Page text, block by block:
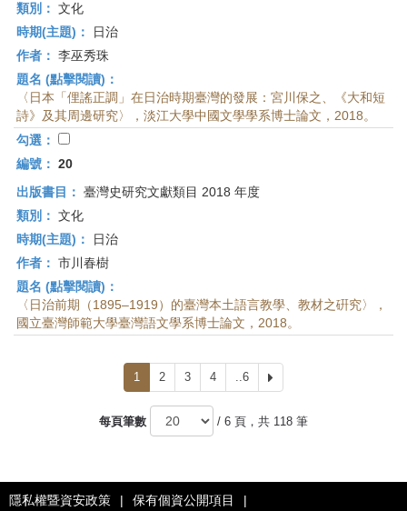
類別： 文化
時期(主題)：
日治
作者： 李巫秀珠
題名 (點擊閱讀)：
〈日本「俚謠正調」在日治時期臺灣的發展：宮川保之、《大和短
詩》及其周邊研究〉，淡江大學中國文學學系博士論文，2018。
勾選：
編號： 20
出版書目： 臺灣史研究文獻類目 2018 年度
類別： 文化
時期(主題)：
日治
作者： 市川春樹
題名 (點擊閱讀)：
〈日治前期（1895–1919）的臺灣本土語言教學、教材之硏究〉，
國立臺灣師範大學臺灣語文學系博士論文，2018。
1 2 3 4 ..6
一
每頁筆數
/ 6 頁，共 118 筆
隱私權暨資安政策 | 保有個資公開項目 |